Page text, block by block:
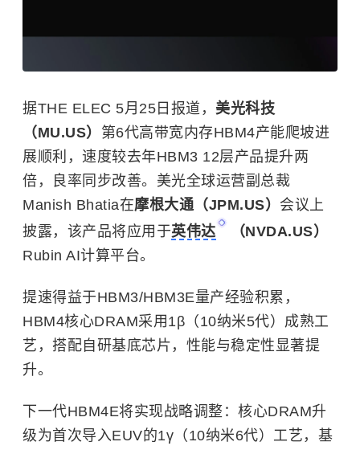
据THE ELEC 5月25日报道， 美光科技
（MU.US） 第6代高带宽内存HBM4产能爬坡进
展顺利，速度较去年HBM3 12层产品提升两
倍，良率同步改善。美光全球运营副总裁
Manish Bhatia在摩根大通（JPM.US） 会议上
披露，该产品将应用于英伟达
（NVDA.US）
Rubin AI计算平台。
提速得益于HBM3/HBM3E量产经验积累，
HBM4核心DRAM采用1β（10纳米5代）成熟工
艺，搭配自研基底芯片，性能与稳定性显著提
升。
下一代HBM4E将实现战略调整：核心DRAM升
级为首次导入EUV的1γ（10纳米6代）工艺，基